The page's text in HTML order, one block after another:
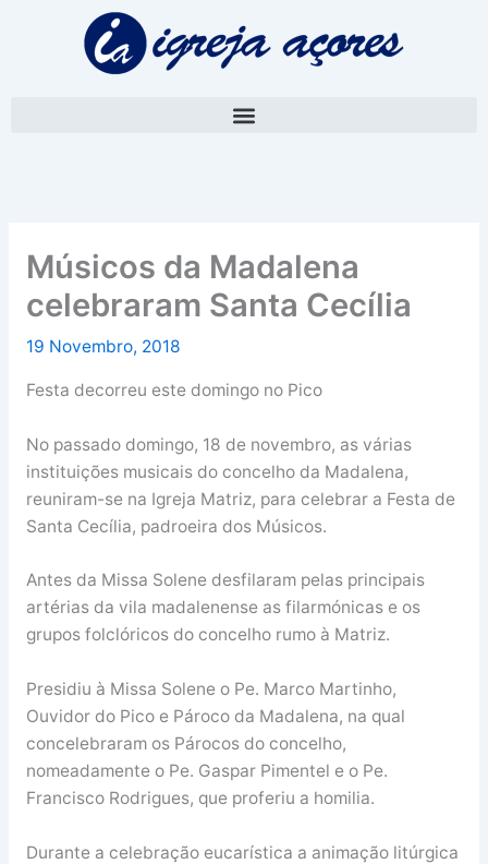
Músicos da Madalena
celebraram Santa Cecília
19 Novembro, 2018
Festa decorreu este domingo no Pico
No passado domingo, 18 de novembro, as várias
instituições musicais do concelho da Madalena,
reuniram-se na Igreja Matriz, para celebrar a Festa de
Santa Cecília, padroeira dos Músicos.
Antes da Missa Solene desfilaram pelas principais
artérias da vila madalenense as filarmónicas e os
grupos folclóricos do concelho rumo à Matriz.
Presidiu à Missa Solene o Pe. Marco Martinho,
Ouvidor do Pico e Pároco da Madalena, na qual
concelebraram os Párocos do concelho,
nomeadamente o Pe. Gaspar Pimentel e o Pe.
Francisco Rodrigues, que proferiu a homilia.
Durante a celebração eucarística a animação litúrgica